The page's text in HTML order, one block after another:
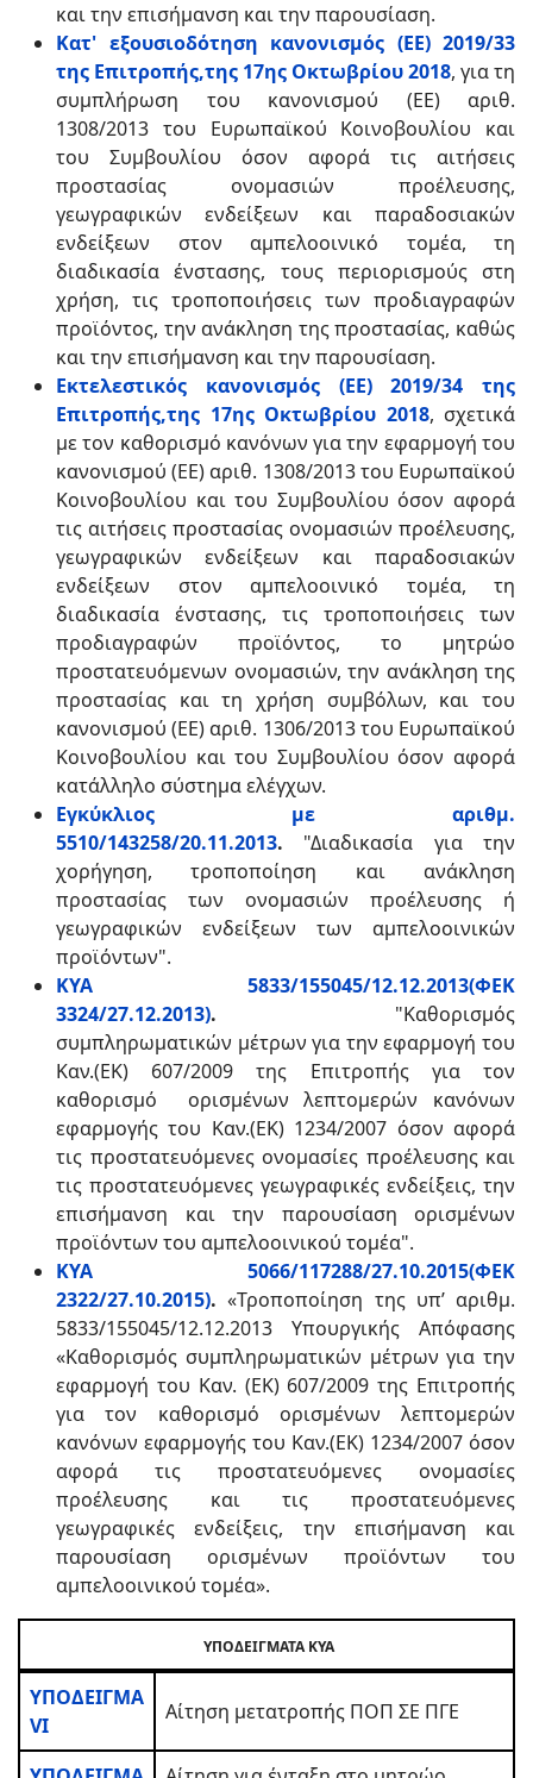
και την επισήμανση και την παρουσίαση.
Κατ' εξουσιοδότηση κανονισμός (ΕΕ) 2019/33
της Επιτροπής,της 17ης Οκτωβρίου 2018, για τη
συμπλήρωση του κανονισμού (ΕΕ) αριθ.
1308/2013 του Ευρωπαϊκού Κοινοβουλίου και
του Συμβουλίου όσον αφορά τις αιτήσεις
προστασίας ονομασιών προέλευσης,
γεωγραφικών ενδείξεων και παραδοσιακών
ενδείξεων στον αμπελοοινικό τομέα, τη
διαδικασία ένστασης, τους περιορισμούς στη
χρήση, τις τροποποιήσεις των προδιαγραφών
προϊόντος, την ανάκληση της προστασίας, καθώς
και την επισήμανση και την παρουσίαση.
Εκτελεστικός κανονισμός (ΕΕ) 2019/34 της
Επιτροπής,της 17ης Οκτωβρίου 2018, σχετικά
με τον καθορισμό κανόνων για την εφαρμογή του
κανονισμού (ΕΕ) αριθ. 1308/2013 του Ευρωπαϊκού
Κοινοβουλίου και του Συμβουλίου όσον αφορά
τις αιτήσεις προστασίας ονομασιών προέλευσης,
γεωγραφικών ενδείξεων και παραδοσιακών
ενδείξεων στον αμπελοοινικό τομέα, τη
διαδικασία ένστασης, τις τροποποιήσεις των
προδιαγραφών προϊόντος, το μητρώο
προστατευόμενων ονομασιών, την ανάκληση της
προστασίας και τη χρήση συμβόλων, και του
κανονισμού (ΕΕ) αριθ. 1306/2013 του Ευρωπαϊκού
Κοινοβουλίου και του Συμβουλίου όσον αφορά
κατάλληλο σύστημα ελέγχων.
Εγκύκλιος με αριθμ.
5510/143258/20.11.2013. "Διαδικασία για την
χορήγηση, τροποποίηση και ανάκληση
προστασίας των ονομασιών προέλευσης ή
γεωγραφικών ενδείξεων των αμπελοοινικών
προϊόντων".
ΚΥΑ 5833/155045/12.12.2013(ΦΕΚ
3324/27.12.2013). "Καθορισμός
συμπληρωματικών μέτρων για την εφαρμογή του
Καν.(ΕΚ) 607/2009 της Επιτροπής για τον
καθορισμό ορισμένων λεπτομερών κανόνων
εφαρμογής του Καν.(ΕΚ) 1234/2007 όσον αφορά
τις προστατευόμενες ονομασίες προέλευσης και
τις προστατευόμενες γεωγραφικές ενδείξεις, την
επισήμανση και την παρουσίαση ορισμένων
προϊόντων του αμπελοοινικού τομέα".
ΚΥΑ 5066/117288/27.10.2015(ΦΕΚ
2322/27.10.2015).«Τροποποίηση της υπ’ αριθμ.
5833/155045/12.12.2013 Υπουργικής Απόφασης
«Καθορισμός συμπληρωματικών μέτρων για την
εφαρμογή του Καν. (ΕΚ) 607/2009 της Επιτροπής
για τον καθορισμό ορισμένων λεπτομερών
κανόνων εφαρμογής του Καν.(ΕΚ) 1234/2007 όσον
αφορά τις προστατευόμενες ονομασίες
προέλευσης και τις προστατευόμενες
γεωγραφικές ενδείξεις, την επισήμανση και
παρουσίαση ορισμένων προϊόντων του
αμπελοοινικού τομέα».
ΥΠΟΔΕΙΓΜΑΤΑ ΚΥΑ
ΥΠΟΔΕΙΓΜΑ
VI
Αίτηση μετατροπής ΠΟΠ ΣΕ ΠΓΕ